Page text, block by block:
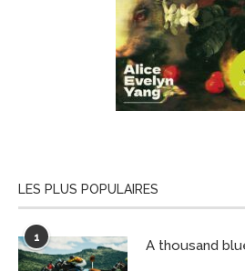
LES PLUS POPULAIRES
1 A thousand